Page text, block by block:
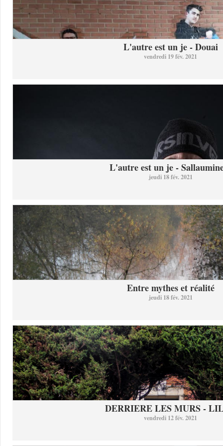
L'autre est un je - Douai
vendredi 19 fév. 2021
L'autre est un je -
jeudi 18 fév. 2021
Entre mythes et réalité
jeudi 18 fév. 2021
DERRIERE LES MURS -
vendredi 12 fév. 2021